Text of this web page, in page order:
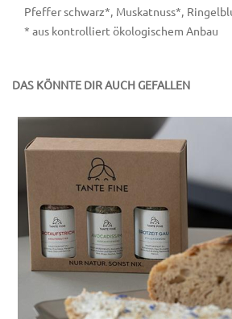
Pfeffer schwarz*, Muskatnuss*,
* aus kontrolliert ökologischem Anbau
DAS KÖNNTE DIR AUCH GEFALLEN